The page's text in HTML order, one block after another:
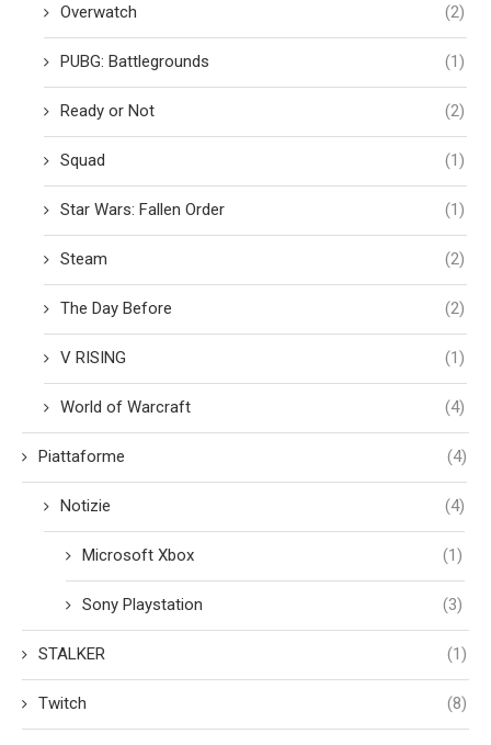
Overwatch (2)
PUBG: Battlegrounds (1)
Ready or Not (2)
Squad (1)
Star Wars: Fallen Order (1)
Steam (2)
The Day Before (2)
V RISING (1)
World of Warcraft (4)
Piattaforme (4)
Notizie (4)
Microsoft Xbox (1)
Sony Playstation (3)
STALKER (1)
Twitch (8)